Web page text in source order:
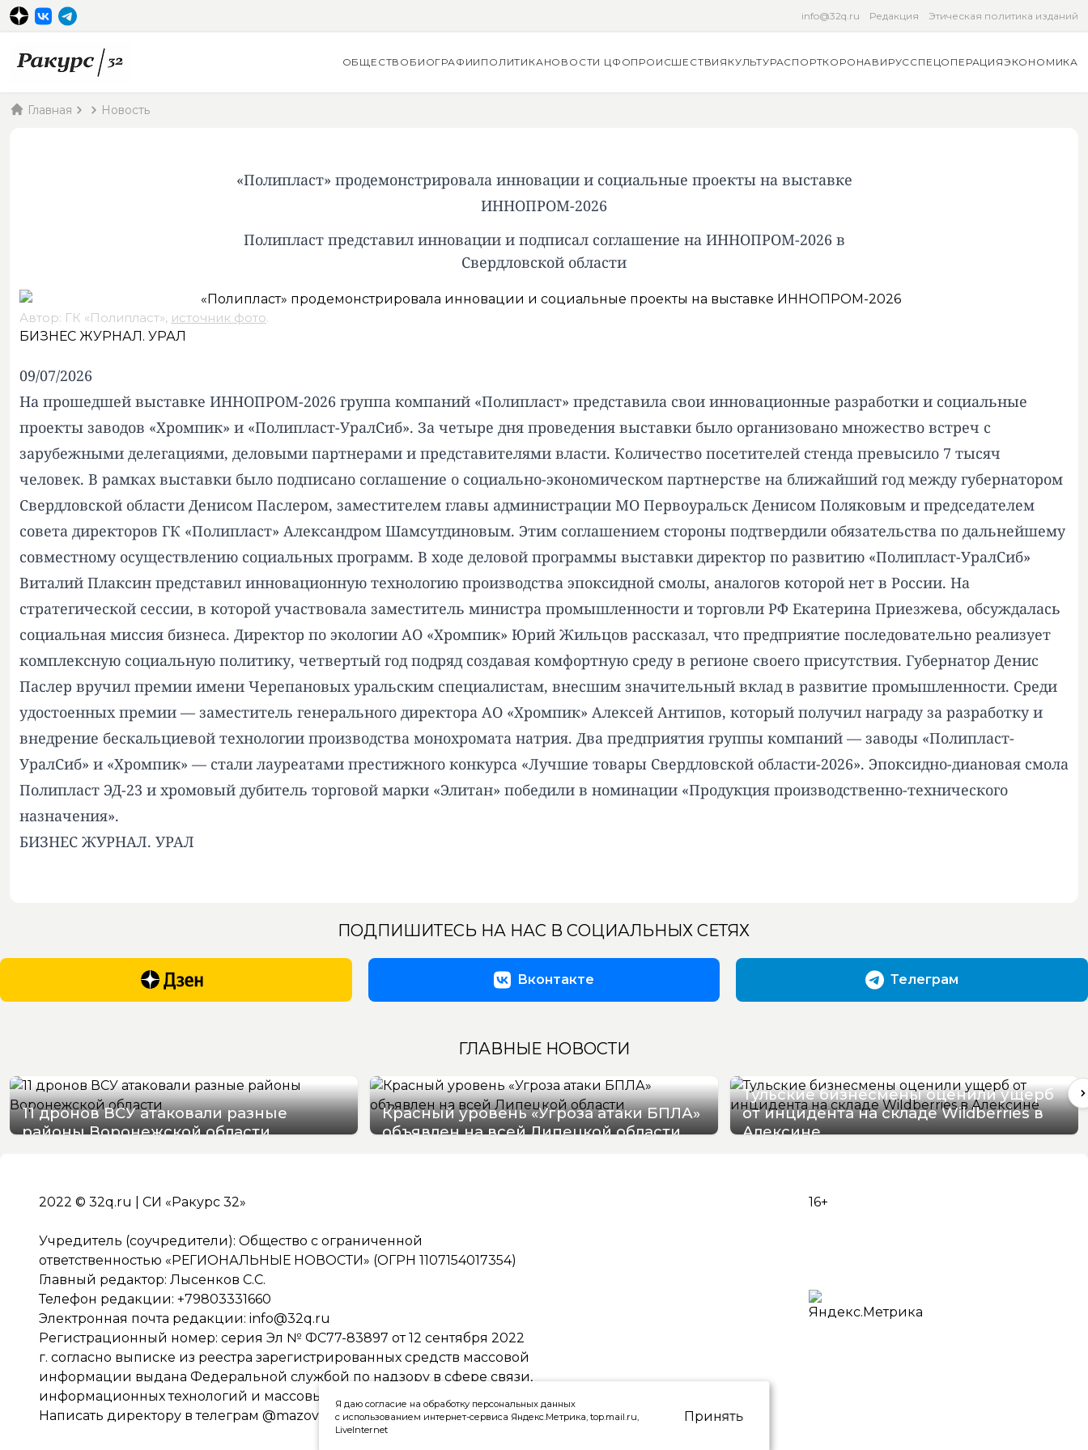
info@32q.ru Редакция Этическая политика изданий
ОБЩЕСТВО БИОГРАФИИ ПОЛИТИКАНОВОСТИ ЦФОПРОИСШЕСТВИЯ КУЛЬТУРАСПОРТКОРОНАВИРУССПЕЦОПЕРАЦИЯЭКОНОМИКА
Главная Новость
«Полипласт» продемонстрировала инновации и социальные проекты на выставке
ИННОПРОМ-2026
Полипласт представил инновации и подписал соглашение на ИННОПРОМ-2026 в
Свердловской области
Автор: ГК «Полипласт», источник фото.
БИЗНЕС ЖУРНАЛ. УРАЛ
09/07/2026
На прошедшей выставке ИННОПРОМ-2026 группа компаний «Полипласт» представила свои инновационные разработки и социальные
проекты заводов «Хромпик» и «Полипласт-УралСиб». За четыре дня проведения выставки было организовано множество встреч с
зарубежными делегациями, деловыми партнерами и представителями власти. Количество посетителей стенда превысило 7 тысяч
человек. В рамках выставки было подписано соглашение о социально-экономическом партнерстве на ближайший год между губернатором
Свердловской области Денисом Паслером, заместителем главы администрации МО Первоуральск Денисом Поляковым и председателем
совета директоров ГК «Полипласт» Александром Шамсутдиновым. Этим соглашением стороны подтвердили обязательства по дальнейшему
совместному осуществлению социальных программ. В ходе деловой программы выставки директор по развитию «Полипласт-УралСиб»
Виталий Плаксин представил инновационную технологию производства эпоксидной смолы, аналогов которой нет в России. На
стратегической сессии, в которой участвовала заместитель министра промышленности и торговли РФ Екатерина Приезжева, обсуждалась
социальная миссия бизнеса. Директор по экологии АО «Хромпик» Юрий Жильцов рассказал, что предприятие последовательно реализует
комплексную социальную политику, четвертый год подряд создавая комфортную среду в регионе своего присутствия. Губернатор Денис
Паслер вручил премии имени Черепановых уральским специалистам, внесшим значительный вклад в развитие промышленности. Среди
удостоенных премии — заместитель генерального директора АО «Хромпик» Алексей Антипов, который получил награду за разработку и
внедрение бескальциевой технологии производства монохромата натрия. Два предприятия группы компаний — заводы «Полипласт-
УралСиб» и «Хромпик» — стали лауреатами престижного конкурса «Лучшие товары Свердловской области-2026». Эпоксидно-диановая смола
Полипласт ЭД-23 и хромовый дубитель торговой марки «Элитан» победили в номинации «Продукция производственно-технического
назначения».
БИЗНЕС ЖУРНАЛ. УРАЛ
ПОДПИШИТЕСЬ НА НАС В СОЦИАЛЬНЫХ СЕТЯХ
Вконтакте Телеграм
ГЛАВНЫЕ НОВОСТИ
11 дронов ВСУ атаковали разные
районы Воронежской области
Красный уровень «Угроза атаки БПЛА»
объявлен на всей Липецкой области
Тульские бизнесмены оценили ущерб
от инцидента на складе Wildberries в
Алексине
2022 © 32q.ru | СИ «Ракурс 32»
Учредитель (соучредители): Общество с ограниченной
ответственностью «РЕГИОНАЛЬНЫЕ НОВОСТИ» (ОГРН 1107154017354)
Главный редактор: Лысенков С.С.
Телефон редакции: +79803331660
Электронная почта редакции: info@32q.ru
Регистрационный номер: серия Эл № ФС77-83897 от 12 сентября 2022
г. согласно выписке из реестра зарегистрированных средств массовой
информации выдана Федеральной службой по надзору в сфере связи,
информационных технологий и массовых коммуникаций
Написать директору в телеграм @mazov
16+
Я даю согласие на обработку персональных данных
с использованием интернет-сервиса Яндекс.Метрика, top.mail.ru,
LiveInternet
Принять